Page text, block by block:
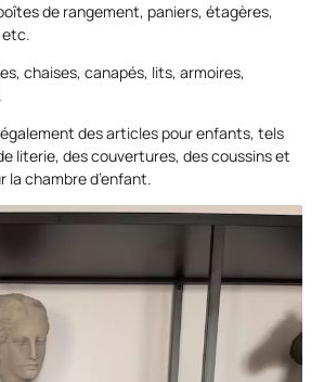
de rangement, paniers, étagères,
chaises, canapés, lits, armoires,
des articles pour enfants, tels
literie, des couvertures, des coussins et
la chambre d’enfant.